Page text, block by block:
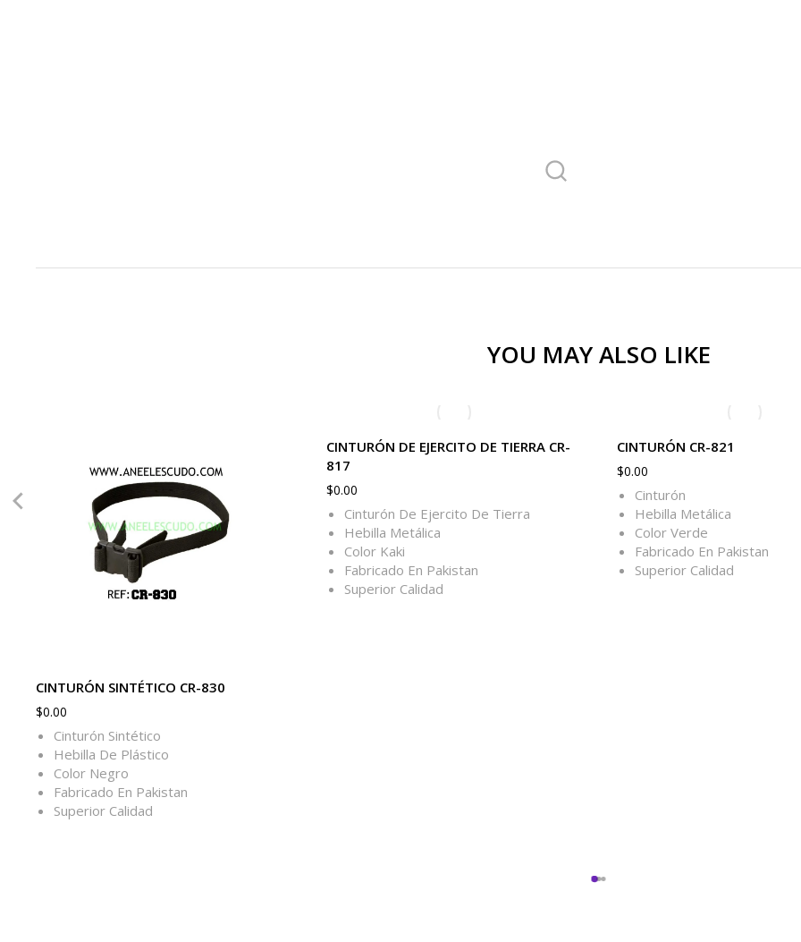
YOU MAY ALSO LIKE
CINTURÓN SINTÉTICO CR-830
$0.00
Cinturón Sintético
Hebilla De Plástico
Color Negro
Fabricado En Pakistan
Superior Calidad
CINTURÓN DE EJERCITO DE TIERRA CR-
817
$0.00
Cinturón De Ejercito De Tierra
Hebilla Metálica
Color Kaki
Fabricado En Pakistan
Superior Calidad
CINTURÓN CR-821
$0.00
Cinturón
Hebilla Metálica
Color Verde
Fabricado En Pakistan
Superior Calidad